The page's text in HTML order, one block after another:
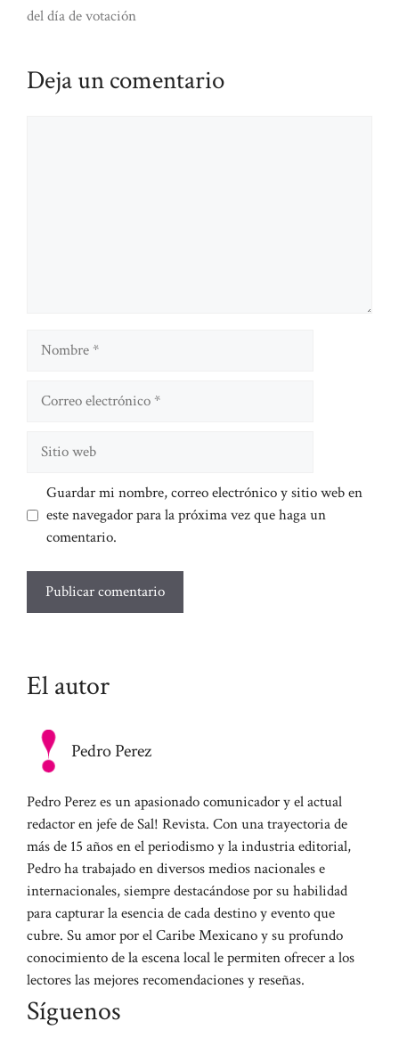
del día de votación
Deja un comentario
Nombre
Guardar mi nombre, correo electrónico y sitio web en
este navegador para la próxima vez que haga un
comentario.
El autor
Pedro Perez
Pedro Perez es un apasionado comunicador y el actual
redactor en jefe de Sal! Revista. Con una trayectoria de
más de 15 años en el periodismo y la industria editorial,
Pedro ha trabajado en diversos medios nacionales e
internacionales, siempre destacándose por su habilidad
para capturar la esencia de cada destino y evento que
cubre. Su amor por el Caribe Mexicano y su profundo
conocimiento de la escena local le permiten ofrecer a los
lectores las mejores recomendaciones y reseñas.
Síguenos